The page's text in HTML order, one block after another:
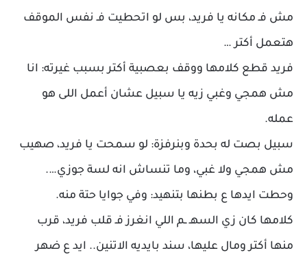
مش فـ مكانه يا فريد، بس لو اتحطيت فـ نفس الموقف
هتعمل أكتر …
فريد قطع كلامها ووقف بعصبية أكتر بسبب غيرته: انا
مش همجي وغبي زيه يا سبيل عشان أعمل اللى هو
عمله.
سبيل بصت له بحدة وبنرفزة: لو سمحت يا فريد، صهيب
مش همجي ولا غبي، وما تنساش انه لسة جوزي….
وحطت ايدها ع بطنها بتنهيد: وفي جوايا حتة منه.
كلامها كان زي السهـ ـم اللي انغرز فـ قلب فريد، قرب
منها أكتر ومال عليها، سند بايديه الاتنين.. ايد ع ضهر